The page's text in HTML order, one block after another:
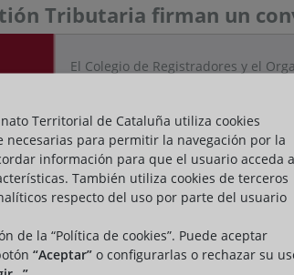
Tributaria firman un
El Colegio de Registradores y el
para el acceso por Internet de la
https://dogc.gencat.cat/ca/
Territorial de Cataluña utiliza cookies
para permitir la navegación por la
información para que el usuario acceda
También utiliza cookies de terceros
respecto del uso por parte del usuario
de la “Política de cookies”. Puede aceptar
“Aceptar” o configurarlas o rechazar su